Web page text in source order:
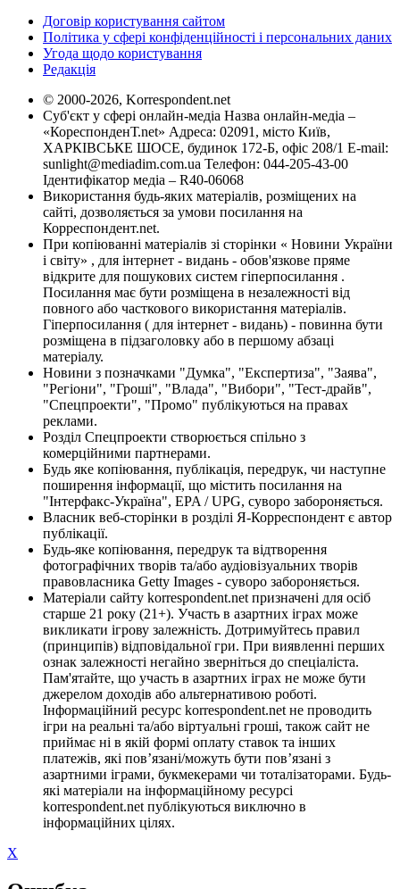
Договір користування сайтом
Політика у сфері конфіденційності і персональних даних
Угода щодо користування
Редакція
© 2000-2026, Korrespondent.net
Суб'єкт у сфері онлайн-медіа Назва онлайн-медіа –
«КореспонденТ.net» Адреса: 02091, місто Київ,
ХАРКІВСЬКЕ ШОСЕ, будинок 172-Б, офіс 208/1 E-mail:
sunlight@mediadim.com.ua Телефон: 044-205-43-00
Ідентифікатор медіа – R40-06068
Використання будь-яких матеріалів, розміщених на
сайті, дозволяється за умови посилання на
Корреспондент.net.
При копіюванні матеріалів зі сторінки « Новини України
і світу» , для інтернет - видань - обов'язкове пряме
відкрите для пошукових систем гіперпосилання .
Посилання має бути розміщена в незалежності від
повного або часткового використання матеріалів.
Гіперпосилання ( для інтернет - видань) - повинна бути
розміщена в підзаголовку або в першому абзаці
матеріалу.
Новини з позначками "Думка", "Експертиза", "Заява",
"Регіони", "Гроші", "Влада", "Вибори", "Тест-драйв",
"Спецпроекти", "Промо" публікуються на правах
реклами.
Розділ Спецпроекти створюється спільно з
комерційними партнерами.
Будь яке копіювання, публікація, передрук, чи наступне
поширення інформації, що містить посилання на
"Інтерфакс-Україна", EPA / UPG, суворо забороняється.
Власник веб-сторінки в розділі Я-Корреспондент є автор
публікації.
Будь-яке копіювання, передрук та відтворення
фотографічних творів та/або аудіовізуальних творів
правовласника Getty Images - суворо забороняється.
Матеріали сайту korrespondent.net призначені для осіб
старше 21 року (21+). Участь в азартних іграх може
викликати ігрову залежність. Дотримуйтесь правил
(принципів) відповідальної гри. При виявленні перших
ознак залежності негайно зверніться до спеціаліста.
Пам'ятайте, що участь в азартних іграх не може бути
джерелом доходів або альтернативою роботі.
Інформаційний ресурс korrespondent.net не проводить
ігри на реальні та/або віртуальні гроші, також сайт не
приймає ні в якій формі оплату ставок та інших
платежів, які пов’язані/можуть бути пов’язані з
азартними іграми, букмекерами чи тоталізаторами. Будь-
які матеріали на інформаційному ресурсі
korrespondent.net публікуються виключно в
інформаційних цілях.
X